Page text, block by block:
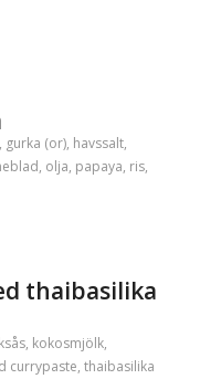
gurka (or), havssalt,
, olja, papaya, ris,
thaibasilika
, kokosmjölk,
currypaste, thaibasilika